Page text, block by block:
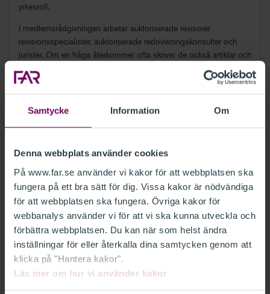
Samtycke Information Om
Denna webbplats använder cookies
På www.far.se använder vi kakor för att webbplatsen ska
fungera på ett bra sätt för dig. Vissa kakor är nödvändiga
för att webbplatsen ska fungera. Övriga kakor för
webbanalys använder vi för att vi ska kunna utveckla och
förbättra webbplatsen. Du kan när som helst ändra
inställningar för eller återkalla dina samtycken genom att
klicka på "Hantera kakor".
Läs mer om hur vi använder kakor
yrkesroll.
I medlemsrådgivningen arbetar auktoriserade revisorer
revisionsspecialister, auktoriserade redovisningskonsulter och
jurister. Om en fråga återkommer ofta skriver de också artiklar och
blogginlägg för att på så sätt ge svaret till en bredare krets.
Birgitta Åhlander
Auktoriserad Redovisningskonsult FAR
08-506 112 25